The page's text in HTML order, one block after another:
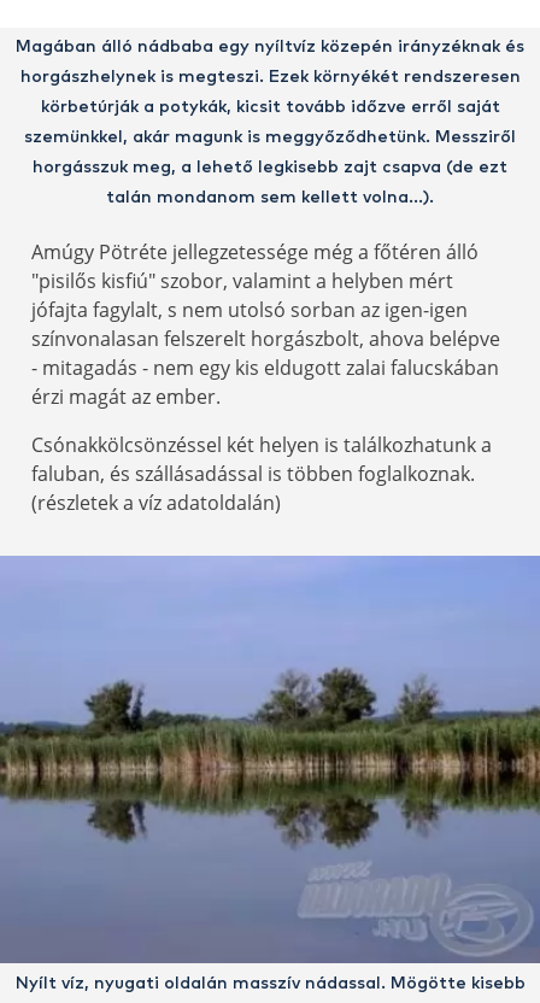
Magában álló nádbaba egy nyíltvíz közepén irányzéknak és
horgászhelynek is megteszi. Ezek környékét rendszeresen
körbetúrják a potykák, kicsit tovább időzve erről saját
szemünkkel, akár magunk is meggyőződhetünk. Messziről
horgásszuk meg, a lehető legkisebb zajt csapva (de ezt
talán mondanom sem kellett volna...).
Amúgy Pötréte jellegzetessége még a főtéren álló
"pisilős kisfiú" szobor, valamint a helyben mért
jófajta fagylalt, s nem utolsó sorban az igen-igen
színvonalasan felszerelt horgászbolt, ahova belépve
- mitagadás - nem egy kis eldugott zalai falucskában
érzi magát az ember.
Csónakkölcsönzéssel két helyen is találkozhatunk a
faluban, és szállásadással is többen foglalkoznak.
(részletek a víz adatoldalán)
Nyílt víz, nyugati oldalán masszív nádassal. Mögötte kisebb